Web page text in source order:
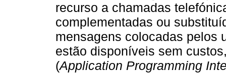
recurso a chamadas
complementadas ou
mensagens colocadas pelos
estão disponíveis sem
(Application Programming